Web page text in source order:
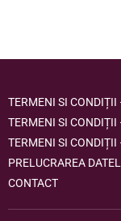
TERMENI SI
TERMENI SI CONDIȚII
TERMENI SI CONDIȚII
PRELUCRAREA
CONTACT